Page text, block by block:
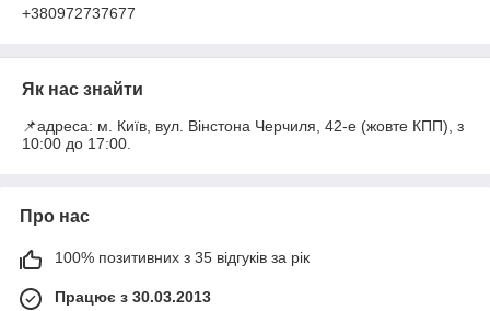
+380972737677
Як нас знайти
📌адреса: м. Київ, вул. Вінстона Черчиля, 42-е (жовте КПП), з
10:00 до 17:00.
Про нас
100% позитивних з 35 відгуків за рік
Працює з 30.03.2013